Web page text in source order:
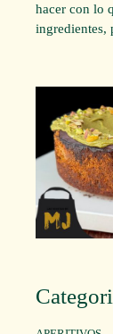
hacer con lo
ingredientes,